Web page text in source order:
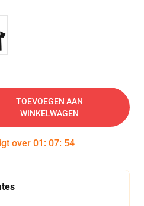
TOEVOEGEN AAN
WINKELWAGEN
over 01 : 07: 53